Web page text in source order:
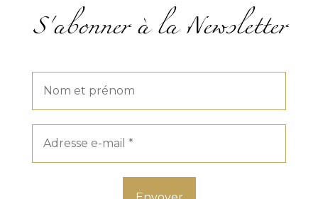
S'abonner à la Newsletter